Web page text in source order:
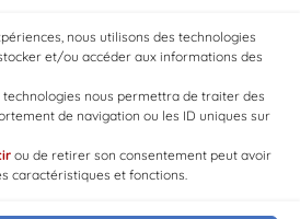
nous utilisons des technologies
et/ou accéder aux informations des
technologies nous permettra de traiter des
de navigation ou les ID uniques sur
ou de retirer son consentement peut avoir
caractéristiques et fonctions.
4 5 6 … 40 →